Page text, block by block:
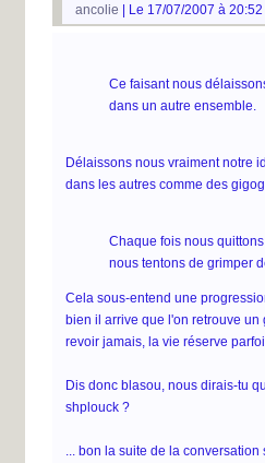
ancolie | Le 17/07/2007 à
Ce faisant nous
dans un autre ensemble.
Délaissons nous vraiment notre
dans les autres comme des
Chaque fois nous
nous tentons de grimper
Cela sous-entend une
bien il arrive que l'on retrouve
revoir jamais, la vie réserve
Dis donc blasou, nous dirais-tu
shplouck ?
... bon la suite de la